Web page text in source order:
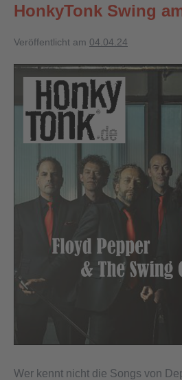
HonkyTonk Swing
Veröffentlicht am 04.04.24
Wer kennt nicht die Songs von